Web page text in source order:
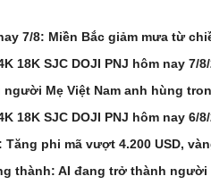
7/8: Miền Bắc giảm mưa từ
18K SJC DOJI PNJ hôm nay 7/
Mẹ Việt Nam anh hùng
18K SJC DOJI PNJ hôm nay 6/
Tăng phi mã vượt 4.200 USD,
thành: AI đang trở thành người